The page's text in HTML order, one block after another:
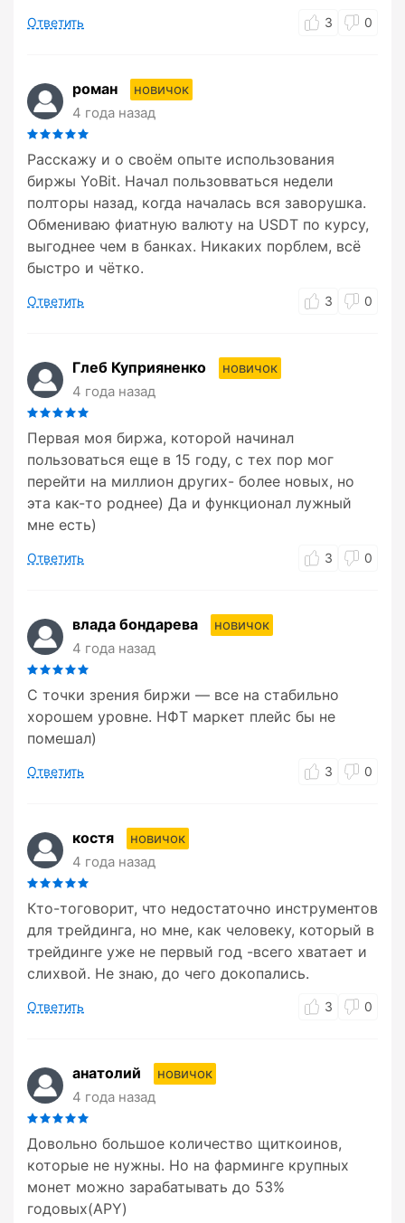
Ответить 3 0
роман
новичок
4 года назад
Расскажу и о своём опыте использования
биржы YoBit. Начал пользовваться недели
полторы назад, когда началась вся заворушка.
Обмениваю фиатную валюту на USDT по курсу,
выгоднее чем в банках. Никаких порблем, всё
быстро и чётко.
Ответить 3 0
Глеб Куприяненко
новичок
4 года назад
Первая моя биржа, которой начинал
пользоваться еще в 15 году, с тех пор мог
перейти на миллион других- более новых, но
эта как-то роднее) Да и функционал лужный
мне есть)
Ответить 3 0
влада бондарева
новичок
4 года назад
С точки зрения биржи — все на стабильно
хорошем уровне. НФТ маркет плейс бы не
помешал)
Ответить 3 0
костя
новичок
4 года назад
Кто-тоговорит, что недостаточно инструментов
для трейдинга, но мне, как человеку, который в
трейдинге уже не первый год -всего хватает и
слихвой. Не знаю, до чего докопались.
Ответить 3 0
анатолий
новичок
4 года назад
Довольно большое количество щиткоинов,
которые не нужны. Но на фарминге крупных
монет можно зарабатывать до 53%
годовых(APY)